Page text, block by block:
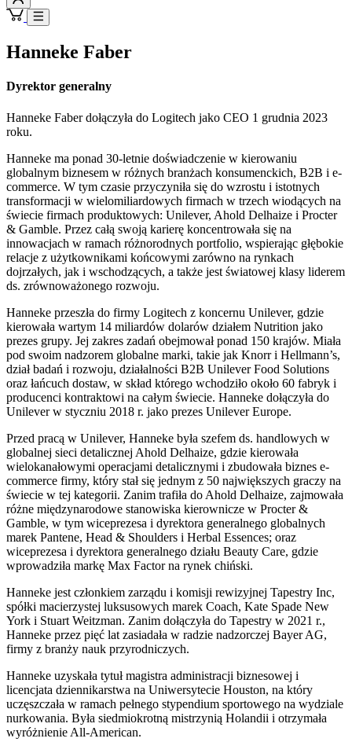
Hanneke Faber
Dyrektor generalny
Hanneke Faber dołączyła do Logitech jako CEO 1 grudnia 2023
roku.
Hanneke ma ponad 30-letnie doświadczenie w kierowaniu
globalnym biznesem w różnych branżach konsumenckich, B2B i e-
commerce. W tym czasie przyczyniła się do wzrostu i istotnych
transformacji w wielomiliardowych firmach w trzech wiodących na
świecie firmach produktowych: Unilever, Ahold Delhaize i Procter
& Gamble. Przez całą swoją karierę koncentrowała się na
innowacjach w ramach różnorodnych portfolio, wspierając głębokie
relacje z użytkownikami końcowymi zarówno na rynkach
dojrzałych, jak i wschodzących, a także jest światowej klasy liderem
ds. zrównoważonego rozwoju.
Hanneke przeszła do firmy Logitech z koncernu Unilever, gdzie
kierowała wartym 14 miliardów dolarów działem Nutrition jako
prezes grupy. Jej zakres zadań obejmował ponad 150 krajów. Miała
pod swoim nadzorem globalne marki, takie jak Knorr i Hellmann’s,
dział badań i rozwoju, działalności B2B Unilever Food Solutions
oraz łańcuch dostaw, w skład którego wchodziło około 60 fabryk i
producenci kontraktowi na całym świecie. Hanneke dołączyła do
Unilever w styczniu 2018 r. jako prezes Unilever Europe.
Przed pracą w Unilever, Hanneke była szefem ds. handlowych w
globalnej sieci detalicznej Ahold Delhaize, gdzie kierowała
wielokanałowymi operacjami detalicznymi i zbudowała biznes e-
commerce firmy, który stał się jednym z 50 największych graczy na
świecie w tej kategorii. Zanim trafiła do Ahold Delhaize, zajmowała
różne międzynarodowe stanowiska kierownicze w Procter &
Gamble, w tym wiceprezesa i dyrektora generalnego globalnych
marek Pantene, Head & Shoulders i Herbal Essences; oraz
wiceprezesa i dyrektora generalnego działu Beauty Care, gdzie
wprowadziła markę Max Factor na rynek chiński.
Hanneke jest członkiem zarządu i komisji rewizyjnej Tapestry Inc,
spółki macierzystej luksusowych marek Coach, Kate Spade New
York i Stuart Weitzman. Zanim dołączyła do Tapestry w 2021 r.,
Hanneke przez pięć lat zasiadała w radzie nadzorczej Bayer AG,
firmy z branży nauk przyrodniczych.
Hanneke uzyskała tytuł magistra administracji biznesowej i
licencjata dziennikarstwa na Uniwersytecie Houston, na który
uczęszczała w ramach pełnego stypendium sportowego na wydziale
nurkowania. Była siedmiokrotną mistrzynią Holandii i otrzymała
wyróżnienie All-American.